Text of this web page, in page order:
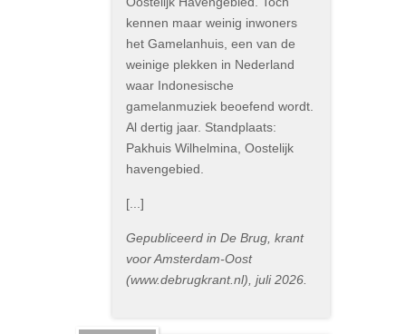
kennen maar weinig inwoners
het Gamelanhuis, een van de
weinige plekken in Nederland
waar Indonesische
gamelanmuziek beoefend wordt.
Al dertig jaar. Standplaats:
Pakhuis Wilhelmina, Oostelijk
havengebied.
[...]
Gepubliceerd in De Brug, krant
voor Amsterdam-Oost
(www.debrugkrant.nl), juli 2026.